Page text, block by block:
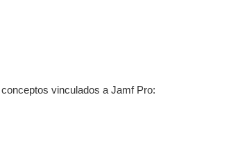
vinculados a Jamf Pro: